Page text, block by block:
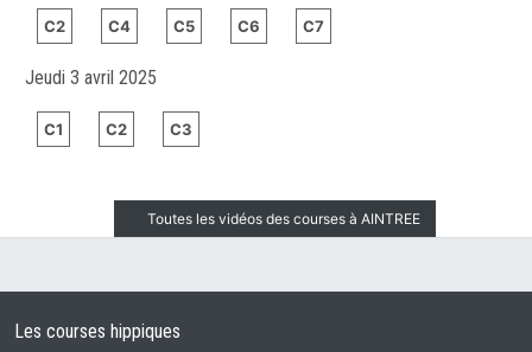
C2 C4 C5 C6 C7
Jeudi 3 avril 2025
C1 C2 C3
Toutes les vidéos des courses à AINTREE
Les courses hippiques